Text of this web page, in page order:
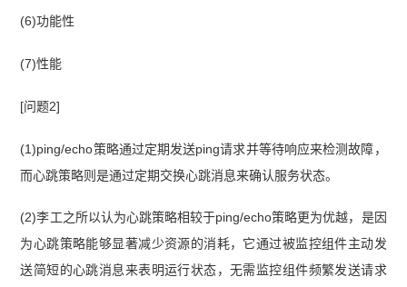
(6)功能性
(7)性能
[问题2]
(1)ping/echo策略通过定期发送ping请求并等待响应来检测故障，
而心跳策略则是通过定期交换心跳消息来确认服务状态。
(2)李工之所以认为心跳策略相较于ping/echo策略更为优越，是因
为心跳策略能够显著减少资源的消耗，它通过被监控组件主动发
送简短的心跳消息来表明运行状态，无需监控组件频繁发送请求